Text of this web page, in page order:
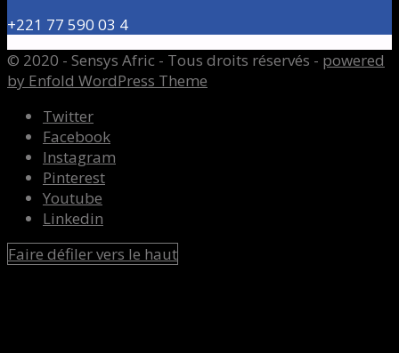
+221 77 590 03 4
© 2020 - Sensys Afric - Tous droits réservés - powered
by Enfold WordPress Theme
Twitter
Facebook
Instagram
Pinterest
Youtube
Linkedin
Faire défiler vers le haut